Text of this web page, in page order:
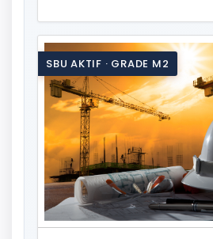
SBU AKTIF · GRADE M2